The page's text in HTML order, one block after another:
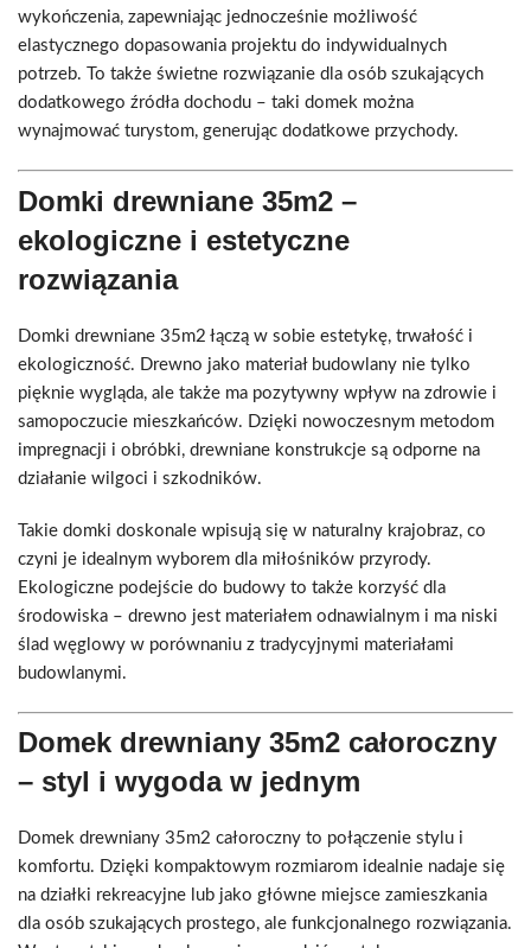
wykończenia, zapewniając jednocześnie możliwość
elastycznego dopasowania projektu do indywidualnych
potrzeb. To także świetne rozwiązanie dla osób szukających
dodatkowego źródła dochodu – taki domek można
wynajmować turystom, generując dodatkowe przychody.
Domki drewniane 35m2 –
ekologiczne i estetyczne
rozwiązania
Domki drewniane 35m2 łączą w sobie estetykę, trwałość i
ekologiczność. Drewno jako materiał budowlany nie tylko
pięknie wygląda, ale także ma pozytywny wpływ na zdrowie i
samopoczucie mieszkańców. Dzięki nowoczesnym metodom
impregnacji i obróbki, drewniane konstrukcje są odporne na
działanie wilgoci i szkodników.
Takie domki doskonale wpisują się w naturalny krajobraz, co
czyni je idealnym wyborem dla miłośników przyrody.
Ekologiczne podejście do budowy to także korzyść dla
środowiska – drewno jest materiałem odnawialnym i ma niski
ślad węglowy w porównaniu z tradycyjnymi materiałami
budowlanymi.
Domek drewniany 35m2 całoroczny
– styl i wygoda w jednym
Domek drewniany 35m2 całoroczny to połączenie stylu i
komfortu. Dzięki kompaktowym rozmiarom idealnie nadaje się
na działki rekreacyjne lub jako główne miejsce zamieszkania
dla osób szukających prostego, ale funkcjonalnego rozwiązania.